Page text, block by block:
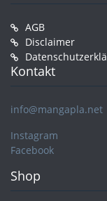
AGB
Disclaimer
Kontakt
info@mangapla.net
Instagram
Facebook
Shop